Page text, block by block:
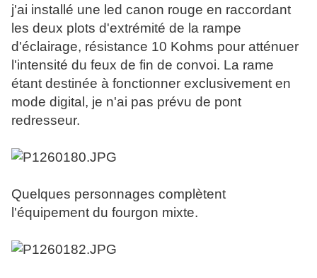
j'ai installé une led canon rouge en raccordant
les deux plots d'extrémité de la rampe
d'éclairage, résistance 10 Kohms pour atténuer
l'intensité du feux de fin de convoi. La rame
étant destinée à fonctionner exclusivement en
mode digital, je n'ai pas prévu de pont
redresseur.
Quelques personnages complètent
l'équipement du fourgon mixte.